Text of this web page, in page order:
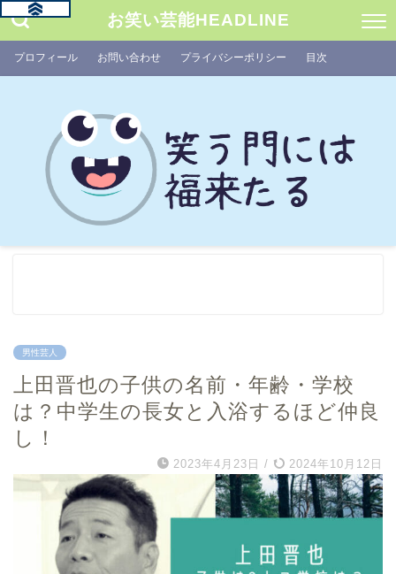
お笑い芸能HEADLINE
プロフィール お問い合わせ プライバシーポリシー 目次
男性芸人
上田晋也の子供の名前・年齢・学校
は？中学生の長女と入浴するほど仲良
し！
2023年4月23日 / 2024年10月12日